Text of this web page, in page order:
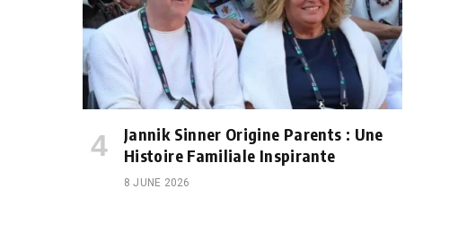
Jannik Sinner Origine Parents : Une
Histoire Familiale Inspirante
8 JUNE 2026